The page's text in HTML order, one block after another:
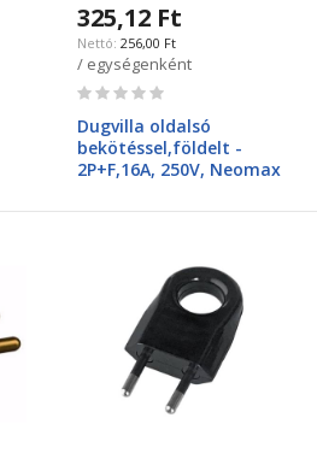
325,12 Ft
256,00 Ft
/ egységenként
Rating:
Dugvilla oldalsó
bekötéssel,földelt -
2P+F,16A, 250V, Neomax